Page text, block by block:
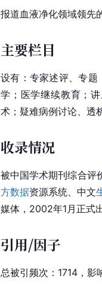
报道血液净化领域领先
主要栏目
设有：专家述评、专题
学；医学继续教育；
术；疑难病例讨论、透
收录情况
被中国学术期刊综合评
方数据资源系统、中文
媒体，2002年1月正式
引用/因子
总被引频次：1714，影